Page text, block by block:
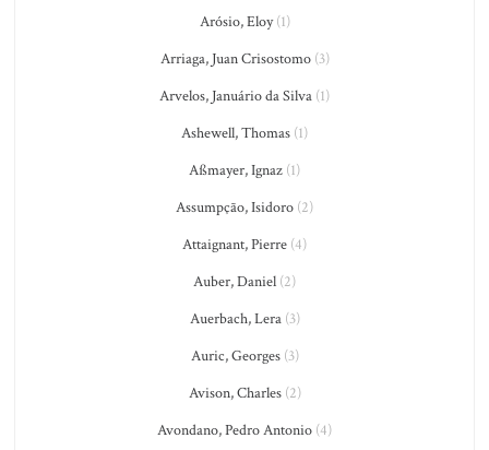
Arósio, Eloy(1)
Arriaga, Juan Crisostomo(3)
Arvelos, Januário da Silva (1)
Ashewell, Thomas (1)
Aßmayer, Ignaz (1)
Assumpção, Isidoro (2)
Attaignant, Pierre (4)
Auber, Daniel (2)
Auerbach, Lera(3)
Auric, Georges(3)
Avison, Charles(2)
Avondano, Pedro Antonio (4)